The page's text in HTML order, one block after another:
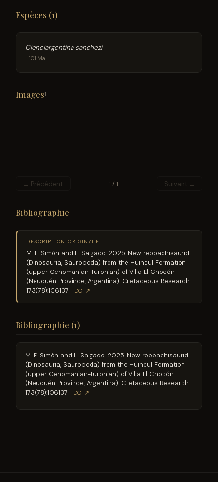
Espèces (1)
Cienciargentina sanchezi
101 Ma
Images1
← Précédent 1 / 1 Suivant →
Bibliographie
DESCRIPTION ORIGINALE
M. E. Simón and L. Salgado. 2025. New rebbachisaurid
(Dinosauria, Sauropoda) from the Huincul Formation
(upper Cenomanian-Turonian) of Villa El Chocón
(Neuquén Province, Argentina). Cretaceous Research
173(78):106137
DOI ↗
Bibliographie (1)
M. E. Simón and L. Salgado. 2025. New rebbachisaurid
(Dinosauria, Sauropoda) from the Huincul Formation
(upper Cenomanian-Turonian) of Villa El Chocón
(Neuquén Province, Argentina). Cretaceous Research
173(78):106137
DOI ↗